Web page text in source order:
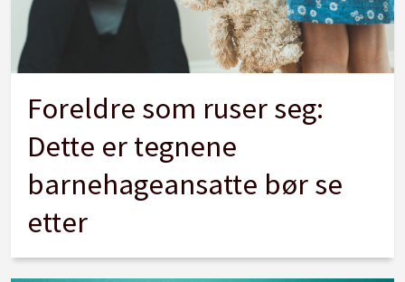
Foreldre som ruser seg:
Dette er tegnene
barnehageansatte bør se
etter